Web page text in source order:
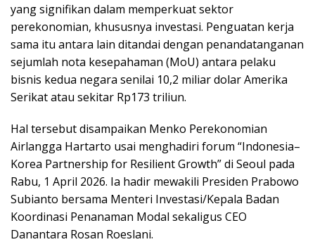
yang signifikan dalam memperkuat sektor
perekonomian, khususnya investasi. Penguatan kerja
sama itu antara lain ditandai dengan penandatanganan
sejumlah nota kesepahaman (MoU) antara pelaku
bisnis kedua negara senilai 10,2 miliar dolar Amerika
Serikat atau sekitar Rp173 triliun.
Hal tersebut disampaikan Menko Perekonomian
Airlangga Hartarto usai menghadiri forum “Indonesia–
Korea Partnership for Resilient Growth” di Seoul pada
Rabu, 1 April 2026. Ia hadir mewakili Presiden Prabowo
Subianto bersama Menteri Investasi/Kepala Badan
Koordinasi Penanaman Modal sekaligus CEO
Danantara Rosan Roeslani.